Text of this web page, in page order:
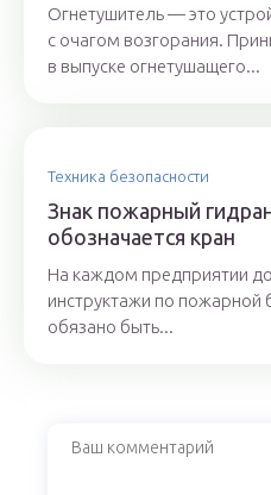
Огнетушитель — это
с очагом возгорания.
в выпуске огнетушащего...
Техника безопасности
Знак пожарный
обозначается кран
На каждом предприятии
инструктажи по пожарной
обязано быть...